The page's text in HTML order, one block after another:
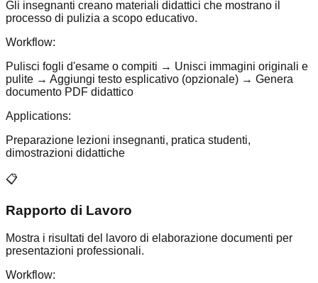
Gli insegnanti creano materiali didattici che mostrano il
processo di pulizia a scopo educativo.
Workflow:
Pulisci fogli d'esame o compiti → Unisci immagini originali e
pulite → Aggiungi testo esplicativo (opzionale) → Genera
documento PDF didattico
Applications:
Preparazione lezioni insegnanti, pratica studenti,
dimostrazioni didattiche
📋
Rapporto di Lavoro
Mostra i risultati del lavoro di elaborazione documenti per
presentazioni professionali.
Workflow: